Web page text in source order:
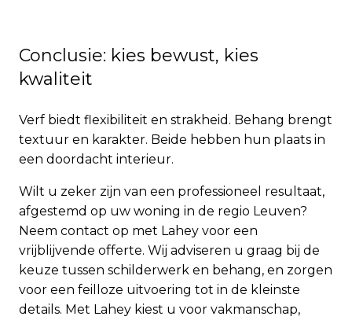
Conclusie: kies bewust, kies
kwaliteit
Verf biedt flexibiliteit en strakheid. Behang brengt
textuur en karakter. Beide hebben hun plaats in
een doordacht interieur.
Wilt u zeker zijn van een professioneel resultaat,
afgestemd op uw woning in de regio Leuven?
Neem contact op met Lahey voor een
vrijblijvende offerte. Wij adviseren u graag bij de
keuze tussen schilderwerk en behang, en zorgen
voor een feilloze uitvoering tot in de kleinste
details. Met Lahey kiest u voor vakmanschap,